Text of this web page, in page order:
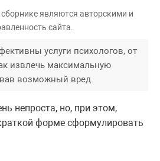
являются авторскими и
сайта.
услуги психологов, от
извлечь максимальную
возможный вред.
непроста, но, при этом,
форме сформулировать